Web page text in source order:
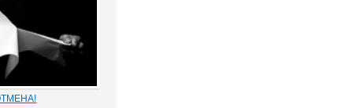
Александр
он отметил,
относиться...